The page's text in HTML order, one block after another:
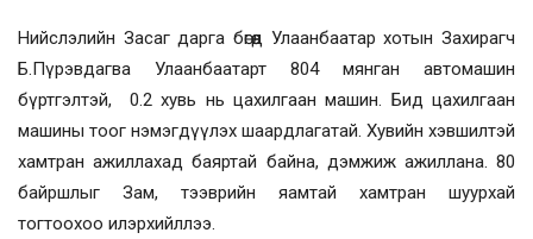
Нийслэлийн Засаг дарга бөгөөд Улаанбаатар хотын Захирагч
Б.Пүрэвдагва Улаанбаатарт 804 мянган автомашин
бүртгэлтэй, 0.2 хувь нь цахилгаан машин. Бид цахилгаан
машины тоог нэмэгдүүлэх шаардлагатай. Хувийн хэвшилтэй
хамтран ажиллахад баяртай байна, дэмжиж ажиллана. 80
байршлыг Зам, тээврийн яамтай хамтран шуурхай
тогтоохоо илэрхийллээ.